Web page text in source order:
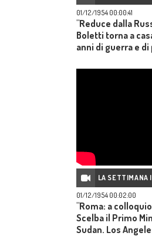
01/12/1954 00:00:41
"Reduce dalla
Boletti torna a
anni di guerra e
LA SETTIMANA
01/12/1954 00:02:00
"Roma: a
Scelba il Primo
Sudan. Los